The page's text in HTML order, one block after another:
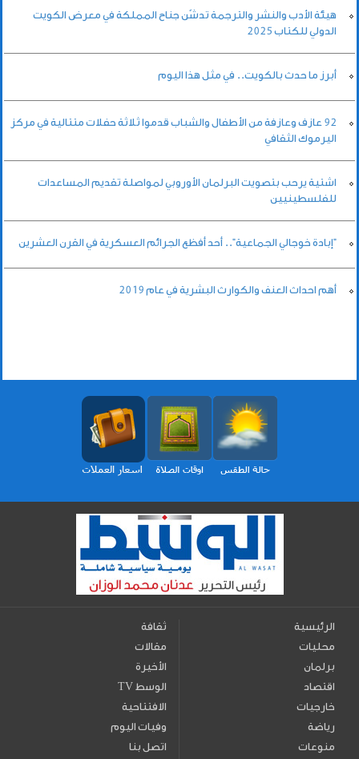
هيئة الأدب والنشر والترجمة تدشّن جناح المملكة في معرض الكويت
الدولي للكتاب 2025
أبرز ما حدث بالكويت.. في مثل هذا اليوم
92 عازف وعازفة من الأطفال والشباب قدموا ثلاثة حفلات متتالية في مركز
اليرموك الثقافي
اشتية يرحب بتصويت البرلمان الأوروبي لمواصلة تقديم المساعدات
للفلسطينيين
"إبادة خوجالي الجماعية".. أحد أفظع الجرائم العسكرية في القرن العشرين
أهم احداث العنف والكوارث البشرية في عام 2019
الرئيسية
محليات
برلمان
اقتصاد
خارجيات
رياضة
منوعات
ثقافة
مقالات
الأخيرة
TV الوسط
الافتتاحية
وفيات اليوم
اتصل بنا